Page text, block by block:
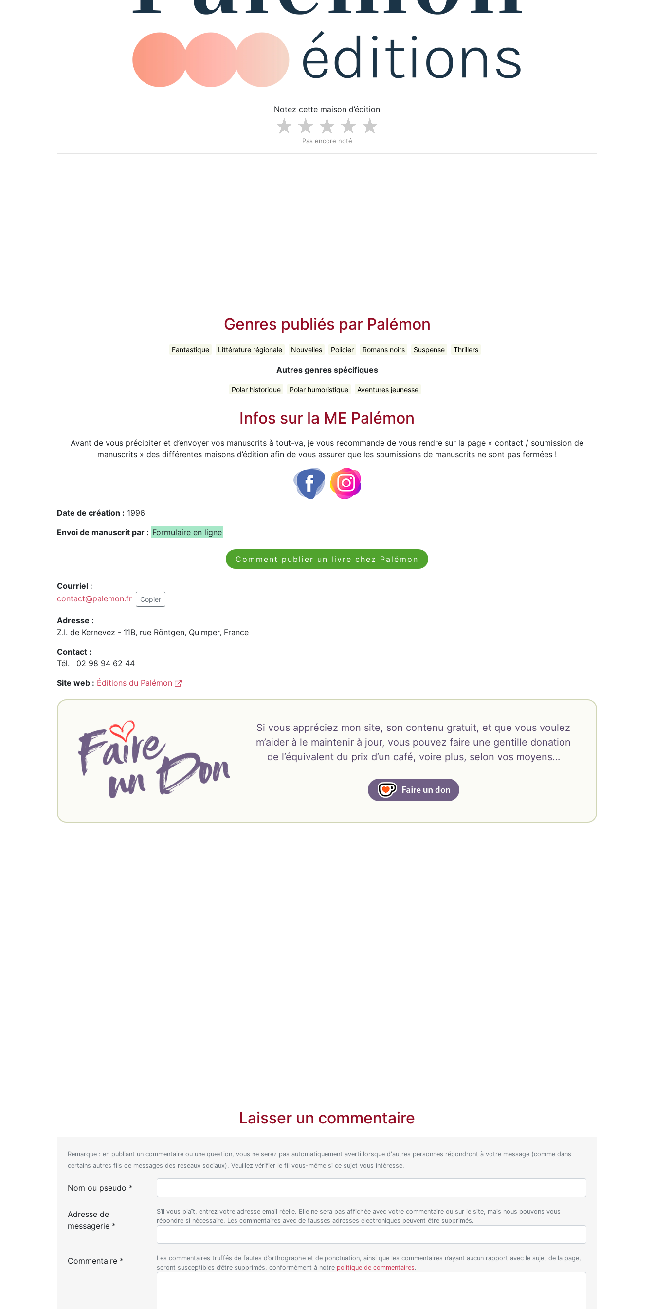
Notez cette maison d’édition
Pas encore noté
Genres publiés par Palémon
Fantastique Littérature régionale Nouvelles Policier Romans noirs Suspense Thrillers
Autres genres spécifiques
Polar historique Polar humoristique Aventures jeunesse
Infos sur la ME Palémon
Avant de vous précipiter et d’envoyer vos manuscrits à tout-va, je vous recommande de vous rendre sur la page « contact / soumission de
manuscrits » des différentes maisons d’édition afin de vous assurer que les soumissions de manuscrits ne sont pas fermées !
Date de création : 1996
Envoi de manuscrit par : Formulaire en ligne
Comment publier un livre chez Palémon
Courriel :
contact@palemon.fr
Copier
Adresse :
Z.I. de Kernevez - 11B, rue Röntgen, Quimper, France
Contact :
Tél. : 02 98 94 62 44
Site web : Éditions du Palémon
Si vous appréciez mon site, son contenu gratuit, et que vous voulez
m’aider à le maintenir à jour, vous pouvez faire une gentille donation
de l’équivalent du prix d’un café, voire plus, selon vos moyens…
Laisser un commentaire
Remarque : en publiant un commentaire ou une question,vous ne serez pas automatiquement averti lorsque d'autres personnes répondront à votre message (comme dans
certains autres fils de messages des réseaux sociaux). Veuillez vérifier le fil vous-même si ce sujet vous intéresse.
Nom ou pseudo *
Adresse de
messagerie *
S’il vous plaît, entrez votre adresse email réelle. Elle ne sera pas affichée avec votre commentaire ou sur le site, mais nous pouvons vous
répondre si nécessaire. Les commentaires avec de fausses adresses électroniques peuvent être supprimés.
Commentaire *
Les commentaires truffés de fautes d’orthographe et de ponctuation, ainsi que les commentaires n’ayant aucun rapport avec le sujet de la page,
seront susceptibles d’être supprimés, conformément à notre politique de commentaires.